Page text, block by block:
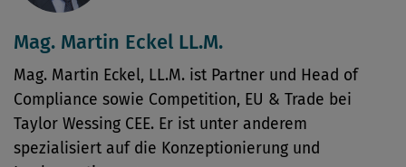
Mag. Martin Eckel LL.M.
Mag. Martin Eckel, LL.M. ist Partner und Head of
Compliance sowie Competition, EU & Trade bei
Taylor Wessing CEE. Er ist unter anderem
spezialisiert auf die Konzeptionierung und